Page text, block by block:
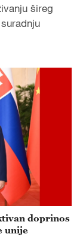
šireg
doprinos
unije